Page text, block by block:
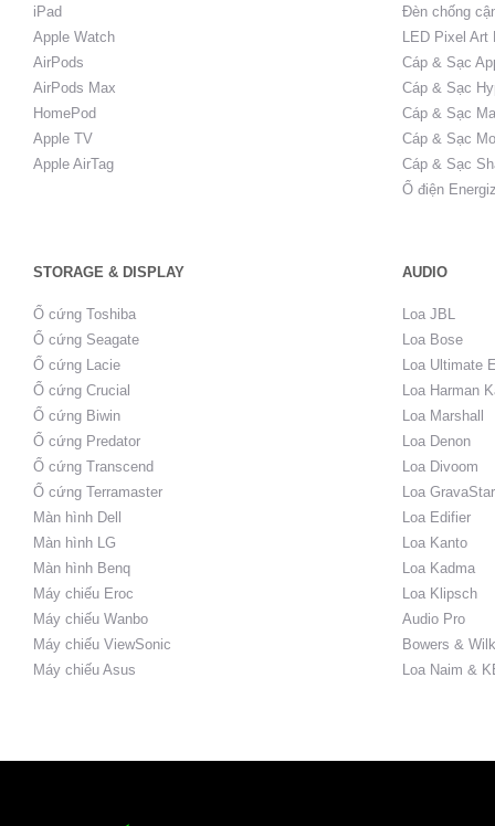
iPad
Apple Watch
AirPods
AirPods Max
HomePod
Apple TV
Apple AirTag
Đèn chống
LED Pixel Art
Cáp & Sạc
Cáp & Sạc
Cáp & Sạc
Cáp & Sạc
Cáp & Sạc
Ổ điện
STORAGE & DISPLAY AUDIO
Ổ cứng Toshiba
Ổ cứng Seagate
Ổ cứng Lacie
Ổ cứng Crucial
Ổ cứng Biwin
Ổ cứng Predator
Ổ cứng Transcend
Ổ cứng Terramaster
Màn hình Dell
Màn hình LG
Màn hình Benq
Máy chiếu Eroc
Máy chiếu Wanbo
Máy chiếu ViewSonic
Máy chiếu Asus
Loa JBL
Loa Bose
Loa Ultimate
Loa Harman
Loa Marshall
Loa Denon
Loa Divoom
Loa GravaStar
Loa Edifier
Loa Kanto
Loa Kadma
Loa Klipsch
Audio Pro
Bowers &
Loa Naim &